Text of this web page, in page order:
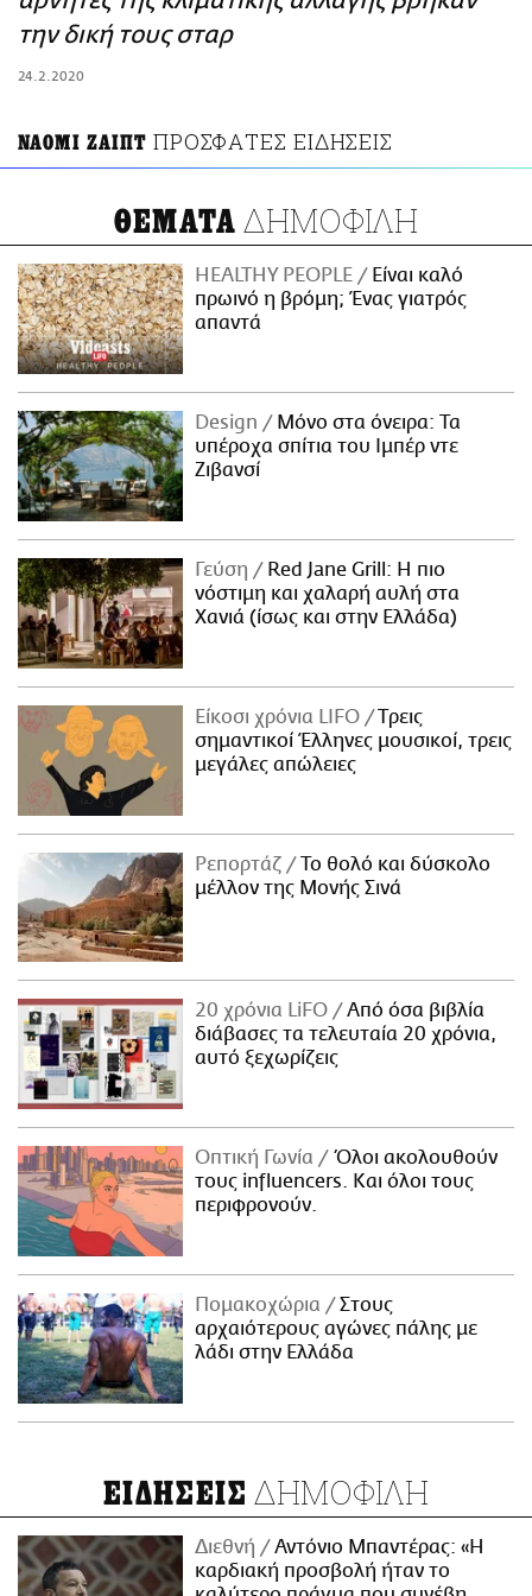
ΑΜΠΑ
την δική τους σταρ
24.2.2020
ΝΑΟΜΙ ΖΑΙΠΤ ΠΡΟΣΦΑΤΕΣ ΕΙΔΗΣΕΙΣ
ΘΕΜΑΤΑ ΔΗΜΟΦΙΛΗ
HEALTHY PEOPLE
Είναι καλό
πρωινό η βρόμη; Ένας γιατρός
απαντά
Design
Μόνο στα όνειρα: Τα
υπέροχα σπίτια του Ιμπέρ ντε
Ζιβανσί
Γεύση
Red Jane Grill: Η πιο
νόστιμη και χαλαρή αυλή στα
Χανιά (ίσως και στην Ελλάδα)
Είκοσι χρόνια LIFO
Tρεις
σημαντικοί Έλληνες μουσικοί, τρεις
μεγάλες απώλειες
Ρεπορτάζ
Το θολό και δύσκολο
μέλλον της Μονής Σινά
20 χρόνια LiFO
Από όσα βιβλία
διάβασες τα τελευταία 20 χρόνια,
αυτό ξεχωρίζεις
Οπτική Γωνία
Όλοι ακολουθούν
τους influencers. Και όλοι τους
περιφρονούν.
Πομακοχώρια
Στους
αρχαιότερους αγώνες πάλης με
λάδι στην Ελλάδα
ΕΙΔΗΣΕΙΣ ΔΗΜΟΦΙΛΗ
Διεθνή
Αντόνιο Μπαντέρας: «Η
καρδιακή προσβολή ήταν το